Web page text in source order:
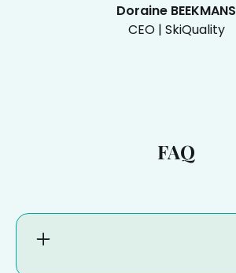
Doraine BEEKMANS
CEO | SkiQuality
FAQ